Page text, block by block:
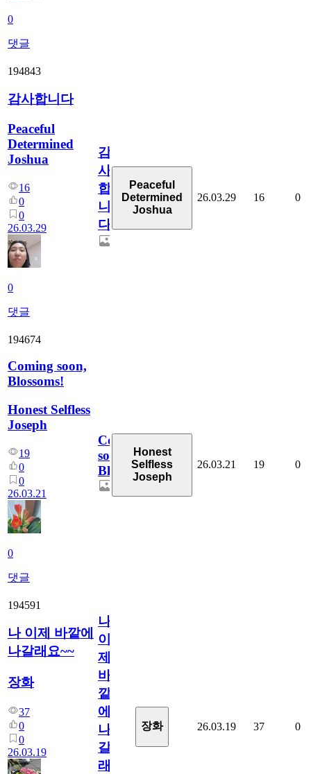
0
댓글
194843
감사합니다
Peaceful
Determined
Joshua
16
0
0
26.03.29
0
댓글
감
사
합
니
다
Peaceful
Determined
Joshua
26.03.29 16 0
194674
Coming soon,
Blossoms!
Honest Selfless
Joseph
19
0
0
26.03.21
0
댓글
Coming
soon,
Blossoms!
Honest
Selfless
Joseph
26.03.21 19 0
194591
나 이제 바깥에
나갈래요~~
장화
37
0
0
26.03.19
나
이
제
바
깥
에
나
갈
래
장화 26.03.19 37 0